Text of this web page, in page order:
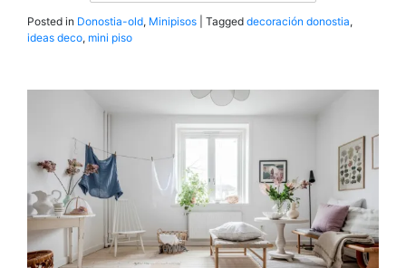
Posted in Donostia-old, Minipisos Tagged decoración donostia,
ideas deco, mini piso